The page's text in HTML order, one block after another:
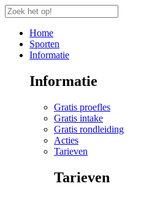
Home
Sporten
Informatie
Informatie
Gratis proefles
Gratis intake
Gratis rondleiding
Acties
Tarieven
Tarieven